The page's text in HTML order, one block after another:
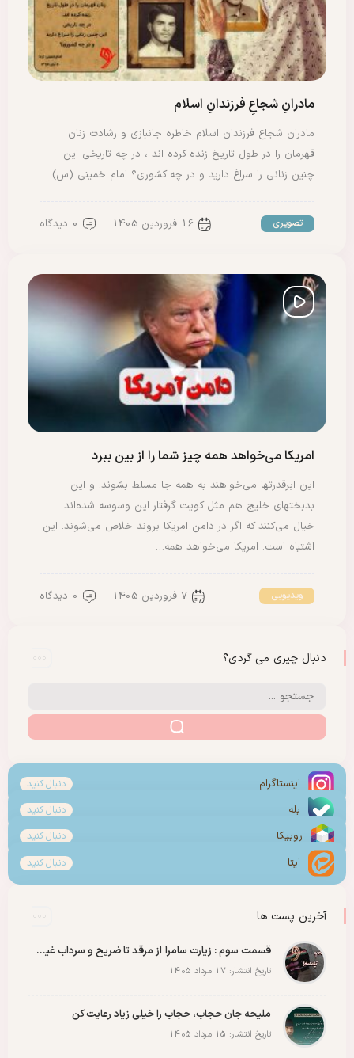
مادرانِ شجاعِ فرزندانِ اسلام
مادران شجاع فرزندان اسلام خاطره جانبازی و رشادت زنان
قهرمان را در طول تاریخ زنده کرده اند ، در چه تاریخی این
چنین زنانی را سراغ دارید و در چه کشوری؟ امام خمینی (س)
تصویری 16 فروردین 1405 0 دیدگاه
امریکا می‌خواهد همه چیز شما را از بین ببرد
این ابرقدرتها می‌خواهند به همه جا مسلط بشوند. و این
بدبختهای خلیج هم مثل کویت گرفتار این وسوسه شده‌اند.
خیال می‌کنند که اگر در دامن امریکا بروند خلاص می‌شوند. این
اشتباه است. امریکا می‌خواهد همه…
ویدیویی 7 فروردین 1405 0 دیدگاه
دنبال چیزی می گردی؟
اینستاگرام دنبال کنید
بله دنبال کنید
روبیکا دنبال کنید
ایتا دنبال کنید
آخرین پست ها
قسمت سوم : زیارت سامرا از مرقد تا ضریح و سرداب غیبت امام زمان عجل الله رو با عشق ببینید
تاریخ انتشار: 17 مرداد 1405
ملیحه جان حجاب، حجاب را خیلی زیاد رعایت کن
تاریخ انتشار: 15 مرداد 1405